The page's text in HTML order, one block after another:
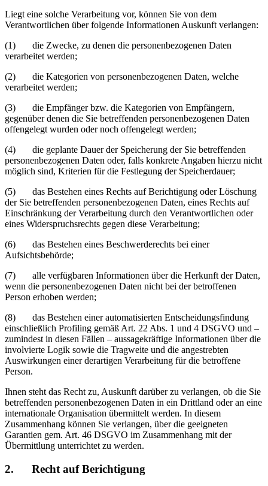
Liegt eine solche Verarbeitung vor, können Sie von dem
Verantwortlichen über folgende Informationen Auskunft verlangen:
(1) die Zwecke, zu denen die personenbezogenen Daten
verarbeitet werden;
(2) die Kategorien von personenbezogenen Daten, welche
verarbeitet werden;
(3) die Empfänger bzw. die Kategorien von Empfängern,
gegenüber denen die Sie betreffenden personenbezogenen Daten
offengelegt wurden oder noch offengelegt werden;
(4) die geplante Dauer der Speicherung der Sie betreffenden
personenbezogenen Daten oder, falls konkrete Angaben hierzu nicht
möglich sind, Kriterien für die Festlegung der Speicherdauer;
(5) das Bestehen eines Rechts auf Berichtigung oder Löschung
der Sie betreffenden personenbezogenen Daten, eines Rechts auf
Einschränkung der Verarbeitung durch den Verantwortlichen oder
eines Widerspruchsrechts gegen diese Verarbeitung;
(6) das Bestehen eines Beschwerderechts bei einer
Aufsichtsbehörde;
(7) alle verfügbaren Informationen über die Herkunft der Daten,
wenn die personenbezogenen Daten nicht bei der betroffenen
Person erhoben werden;
(8) das Bestehen einer automatisierten Entscheidungsfindung
einschließlich Profiling gemäß Art. 22 Abs. 1 und 4 DSGVO und –
zumindest in diesen Fällen – aussagekräftige Informationen über die
involvierte Logik sowie die Tragweite und die angestrebten
Auswirkungen einer derartigen Verarbeitung für die betroffene
Person.
Ihnen steht das Recht zu, Auskunft darüber zu verlangen, ob die Sie
betreffenden personenbezogenen Daten in ein Drittland oder an eine
internationale Organisation übermittelt werden. In diesem
Zusammenhang können Sie verlangen, über die geeigneten
Garantien gem. Art. 46 DSGVO im Zusammenhang mit der
Übermittlung unterrichtet zu werden.
2. Recht auf Berichtigung